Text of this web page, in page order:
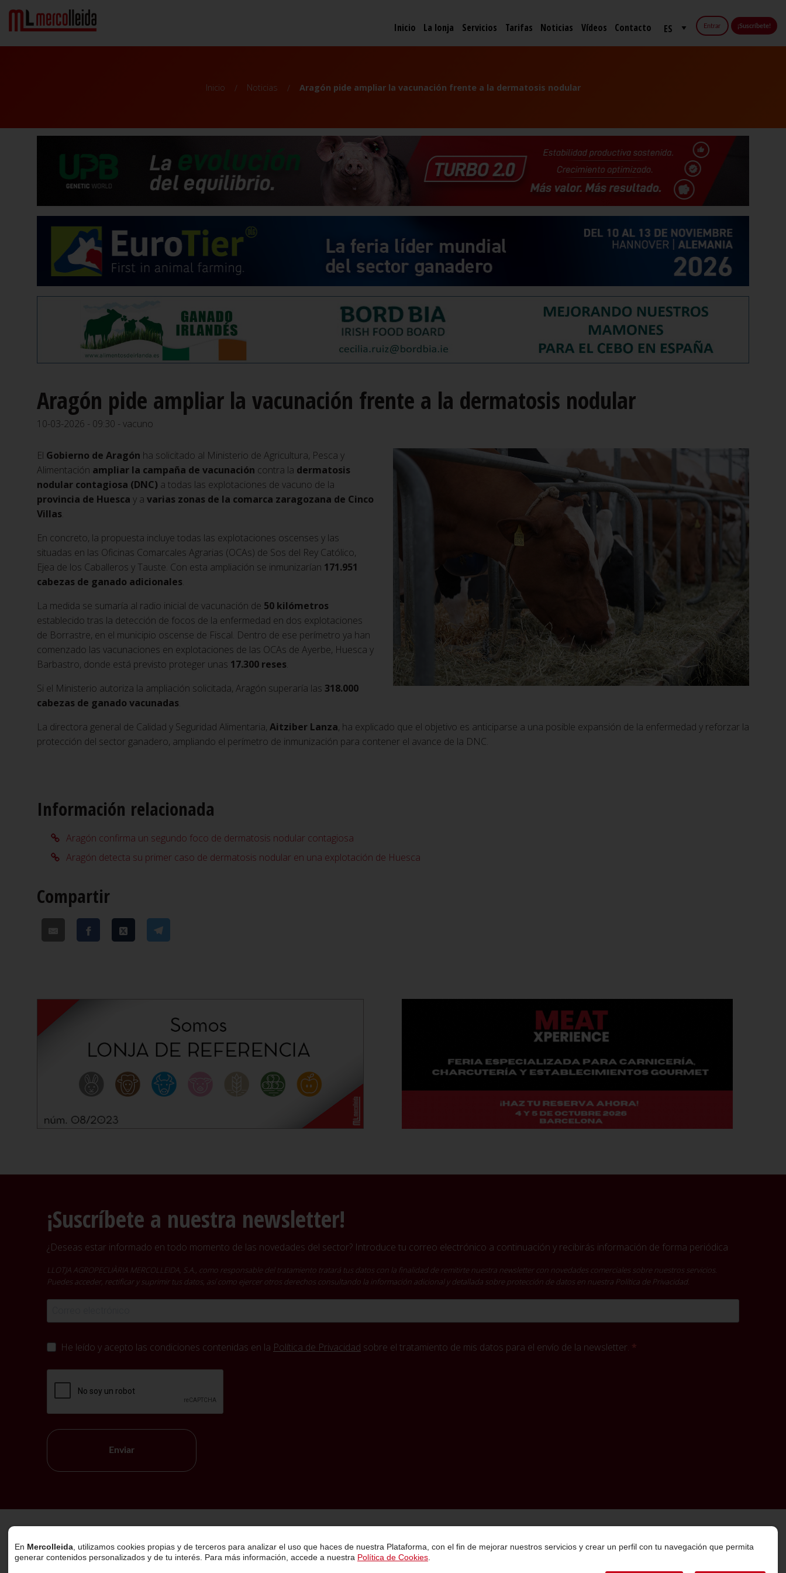
Entrar ¡Suscríbete!
Inicio La lonja Servicios Tarifas Noticias Vídeos Contacto
Inicio Noticias Aragón pide ampliar la vacunación frente a la dermatosis nodular
Aragón pide ampliar la vacunación frente a la dermatosis nodular
10-03-2026 - 09:30 - vacuno
El Gobierno de Aragón ha solicitado al Ministerio de Agricultura, Pesca y
Alimentación ampliar la campaña de vacunación contra la dermatosis
nodular contagiosa (DNC) a todas las explotaciones de vacuno de la
provincia de Huesca y a varias zonas de la comarca zaragozana de Cinco
Villas.
En concreto, la propuesta incluye todas las explotaciones oscenses y las
situadas en las Oficinas Comarcales Agrarias (OCAs) de Sos del Rey Católico,
Ejea de los Caballeros y Tauste. Con esta ampliación se inmunizarían 171.951
cabezas de ganado adicionales.
La medida se sumaría al radio inicial de vacunación de 50 kilómetros
establecido tras la detección de focos de la enfermedad en dos explotaciones
de Borrastre, en el municipio oscense de Fiscal. Dentro de ese perímetro ya han
comenzado las vacunaciones en explotaciones de las OCAs de Ayerbe, Huesca y
Barbastro, donde está previsto proteger unas 17.300 reses.
Si el Ministerio autoriza la ampliación solicitada, Aragón superaría las 318.000
cabezas de ganado vacunadas.
La directora general de Calidad y Seguridad Alimentaria, Aitziber Lanza, ha explicado que el objetivo es anticiparse a una posible expansión de la enfermedad y reforzar la
protección del sector ganadero, ampliando el perímetro de inmunización para contener el avance de la DNC.
Información relacionada
Aragón confirma un segundo foco de dermatosis nodular contagiosa
Aragón detecta su primer caso de dermatosis nodular en una explotación de Huesca
Compartir
¡Suscríbete a nuestra newsletter!
¿Deseas estar informado en todo momento de las novedades del sector? Introduce tu correo electrónico a continuación y recibirás información de forma periódica
LLOTJA AGROPECUÀRIA MERCOLLEIDA, S.A., como responsable del tratamiento tratará tus datos con la finalidad de remitirte nuestra newsletter con novedades comerciales sobre nuestros servicios.
Puedes acceder, rectificar y suprimir tus datos, así como ejercer otros derechos consultando la información adicional y detallada sobre protección de datos en nuestra Política de Privacidad.
He leído y acepto las condiciones contenidas en la Política de Privacidad sobre el tratamiento de mis datos para el envío de la newsletter.
Enviar
En Mercolleida , utilizamos cookies propias y de terceros para analizar el uso que haces de nuestra Plataforma, con el fin de mejorar nuestros servicios y crear un perfil con tu navegación que permita
generar contenidos personalizados y de tu interés. Para más información, accede a nuestra Política de Cookies